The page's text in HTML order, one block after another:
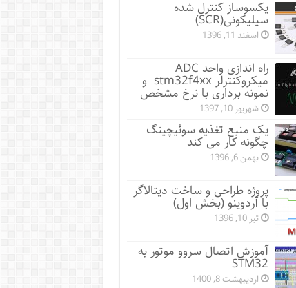
یکسوساز کنترل شده
سیلیکونی(SCR)
اسفند 11, 1396
راه اندازی واحد ADC
میکروکنترلر stm32f4xx و
نمونه برداری با نرخ مشخص
شهریور 10, 1397
یک منبع تغذیه سوئیچینگ
چگونه کار می کند
بهمن 6, 1396
پروژه طراحی و ساخت دیتالاگر
با آردوینو (بخش اول)
تیر 10, 1396
آموزش اتصال سروو موتور به
STM32
اردیبهشت 8, 1400